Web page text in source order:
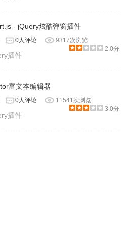
- jQuery炫酷弹窗插件
0人评论
9317次浏览
2.0分
插件
富文本编辑器
0人评论
11541次浏览
3.0分
插件